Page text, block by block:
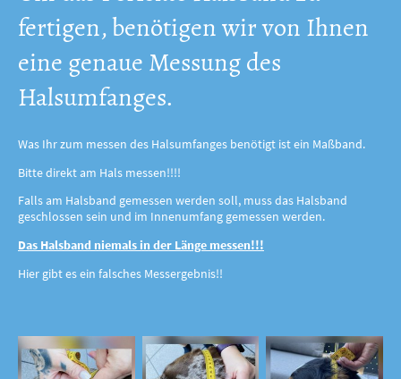
fertigen, benötigen wir von Ihnen
eine genaue Messung des
Halsumfanges.
Was Ihr zum messen des Halsumfanges benötigt ist ein Maßband.
Bitte direkt am Hals messen!!!!
Falls am Halsband gemessen werden soll, muss das Halsband
geschlossen sein und im Innenumfang gemessen werden.
Das Halsband niemals in der Länge messen!!!
Hier gibt es ein falsches Messergebnis!!